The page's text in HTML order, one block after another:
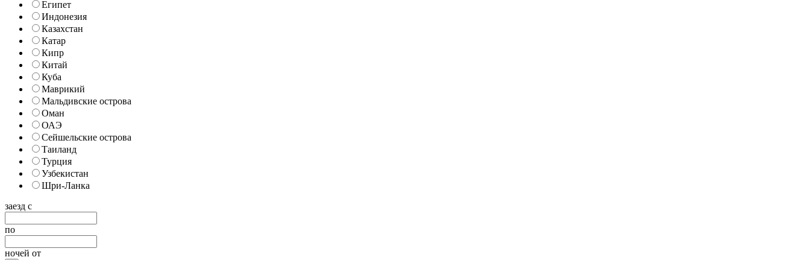
Египет
Индонезия
Казахстан
Катар
Кипр
Китай
Куба
Маврикий
Мальдивские острова
Оман
ОАЭ
Сейшельские острова
Таиланд
Турция
Узбекистан
Шри-Ланка
заезд с
по
ночей от